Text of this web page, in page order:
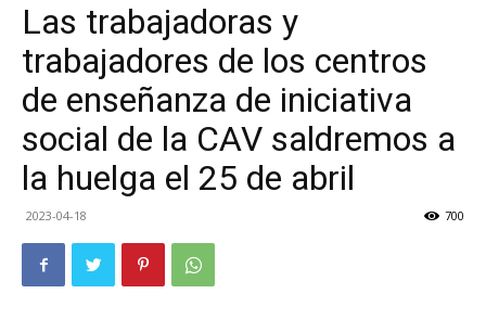
Las trabajadoras y
trabajadores de los centros
de enseñanza de iniciativa
social de la CAV saldremos a
la huelga el 25 de abril
2023-04-18 700